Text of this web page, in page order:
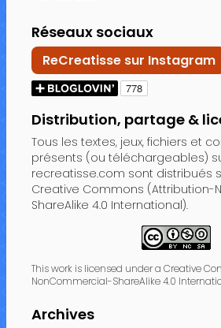
Réseaux sociaux
ReCreatisse sur Instagram
Distribution, partage &
Tous les textes, jeux, fichiers et
présents (ou téléchargeables)
recreatisse.com sont distribués
Creative Commons (Attribution-
ShareAlike 4.0 International).
This work is licensed under a Creative
NonCommercial-ShareAlike 4.0
Archives